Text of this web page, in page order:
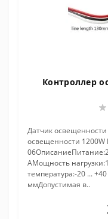
Контроллер
Датчик освещенности
освещенности 1200W
АМощность
температура:-20 ...
ммДопустимая в..